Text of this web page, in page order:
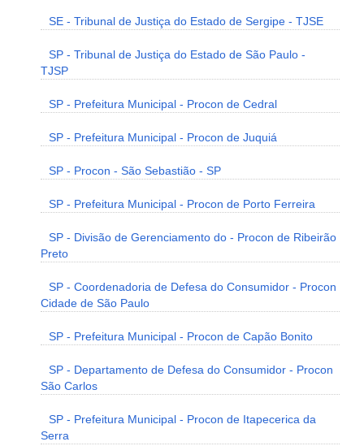
SE - Tribunal de Justiça do Estado de Sergipe - TJSE
SP - Tribunal de Justiça do Estado de São Paulo -
TJSP
SP - Prefeitura Municipal - Procon de Cedral
SP - Prefeitura Municipal - Procon de Juquiá
SP - Procon - São Sebastião - SP
SP - Prefeitura Municipal - Procon de Porto Ferreira
SP - Divisão de Gerenciamento do - Procon de Ribeirão
Preto
SP - Coordenadoria de Defesa do Consumidor - Procon
Cidade de São Paulo
SP - Prefeitura Municipal - Procon de Capão Bonito
SP - Departamento de Defesa do Consumidor - Procon
São Carlos
SP - Prefeitura Municipal - Procon de Itapecerica da
Serra